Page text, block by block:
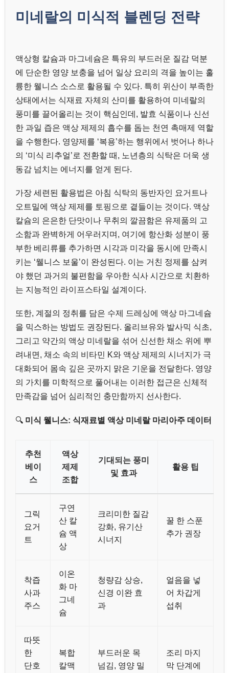
미네랄의 미식적 블렌딩 전략
액상형 칼슘과 마그네슘은 특유의 부드러운 질감 덕분
에 단순한 영양 보충을 넘어 일상 요리의 격을 높이는 훌
륭한 웰니스 소스로 활용될 수 있다. 특히 위산이 부족한
상태에서는 식재료 자체의 산미를 활용하여 미네랄의
풍미를 끌어올리는 것이 핵심인데, 발효 식품이나 신선
한 과일 즙은 액상 제제의 흡수를 돕는 천연 촉매제 역할
을 수행한다. 영양제를 ‘복용’하는 행위에서 벗어나 하나
의 ‘미식 리추얼’로 전환할 때, 노년층의 식탁은 더욱 생
동감 넘치는 에너지를 얻게 된다.
가장 세련된 활용법은 아침 식탁의 동반자인 요거트나
오트밀에 액상 제제를 토핑으로 곁들이는 것이다. 액상
칼슘의 은은한 단맛이나 무취의 깔끔함은 유제품의 고
소함과 완벽하게 어우러지며, 여기에 항산화 성분이 풍
부한 베리류를 추가하면 시각과 미각을 동시에 만족시
키는 ‘웰니스 보울’이 완성된다. 이는 거친 정제를 삼켜
야 했던 과거의 불편함을 우아한 식사 시간으로 치환하
는 지능적인 라이프스타일 설계이다.
또한, 계절의 정취를 담은 수제 드레싱에 액상 마그네슘
을 믹스하는 방법도 권장된다. 올리브유와 발사믹 식초,
그리고 약간의 액상 미네랄을 섞어 신선한 채소 위에 뿌
려내면, 채소 속의 비타민 K와 액상 제제의 시너지가 극
대화되어 몸속 깊은 곳까지 맑은 기운을 전달한다. 영양
의 가치를 미학적으로 풀어내는 이러한 접근은 신체적
만족감을 넘어 심리적인 충만함까지 선사한다.
🔍 미식 웰니스: 식재료별 액상 미네랄 마리아주 데이터
추천
베이
스
액상
제제
조합
기대되는 풍미
및 효과
활용 팁
그릭
요거
트
구연
산 칼
슘 액
상
크리미한 질감
강화, 유기산
시너지
꿀 한 스푼
추가 권장
착즙
사과
주스
이온
화 마
그네
슘
청량감 상승,
신경 이완 효
과
얼음을 넣
어 차갑게
섭취
따뜻
한
단호
복합
칼맥
부드러운 목
넘김, 영양 밀
조리 마지
막 단계에